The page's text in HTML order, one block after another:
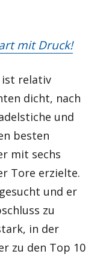
mit Druck!
ist relativ
dicht, nach
und
besten
mit sechs
Tore erzielte.
und er
zu
in der
zu den Top 10